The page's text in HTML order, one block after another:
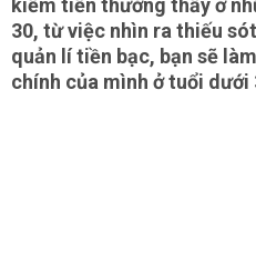
kiếm tiền thường thấy ở
30, từ việc nhìn ra thiếu
quản lí tiền bạc, bạn sẽ
chính của mình ở tuổi dưới